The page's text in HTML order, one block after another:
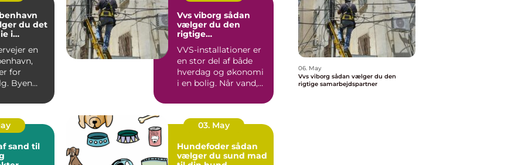
du det
i
en
for
Byen
Vvs viborg sådan
vælger du den
rigtige
VVS-installationer er
en stor del af både
hverdag og økonomi
i en bolig. Når vand,
sand til
03. May
Hundefoder sådan
vælger du sund mad
06. May
Vvs viborg sådan vælger du den
rigtige samarbejdspartner